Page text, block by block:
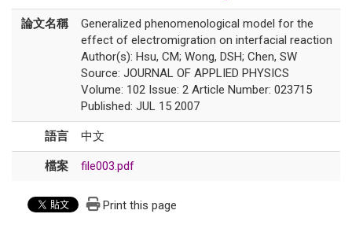
論文名稱
Generalized phenomenological model for the
effect of electromigration on interfacial reaction
Author(s): Hsu, CM; Wong, DSH; Chen, SW
Source: JOURNAL OF APPLIED PHYSICS
Volume: 102 Issue: 2 Article Number: 023715
Published: JUL 15 2007
語言 中文
檔案 file003.pdf
Print this page